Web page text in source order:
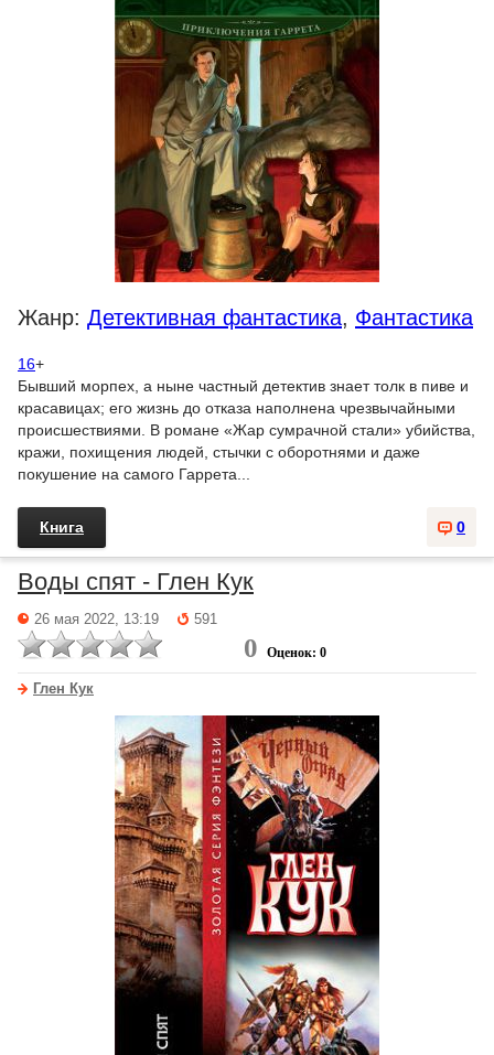
Жанр: Детективная фантастика, Фантастика
16+
Бывший морпех, а ныне частный детектив знает толк в пиве и
красавицах; его жизнь до отказа наполнена чрезвычайными
происшествиями. В романе «Жар сумрачной стали» убийства,
кражи, похищения людей, стычки с оборотнями и даже
покушение на самого Гаррета...
0
Книга
Воды спят - Глен Кук
26 мая 2022, 13:19 591
0 Оценок: 0
Глен Кук